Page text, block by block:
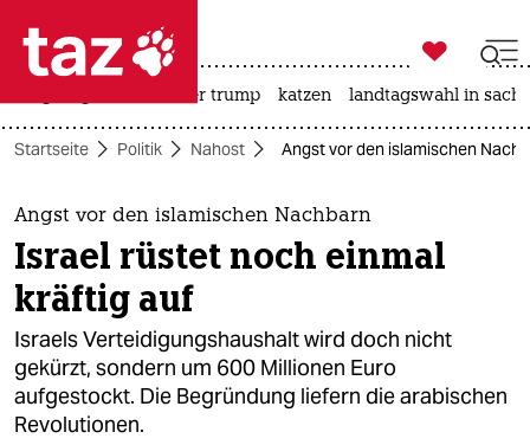
 taz zahl ich
taz zahl ich
themen
politik
öko
gesellschaft
kultur

taz zahl ich
usa unter trump katzen landtagswahl in
Startseite Politik Nahost Angst vor den islamischen
Angst vor den islamischen Nachbarn
Israel rüstet noch einmal
kräftig auf
Israels Verteidigungshaushalt wird doch nicht
gekürzt, sondern um 600 Millionen Euro
aufgestockt. Die Begründung liefern die arabischen
Revolutionen.